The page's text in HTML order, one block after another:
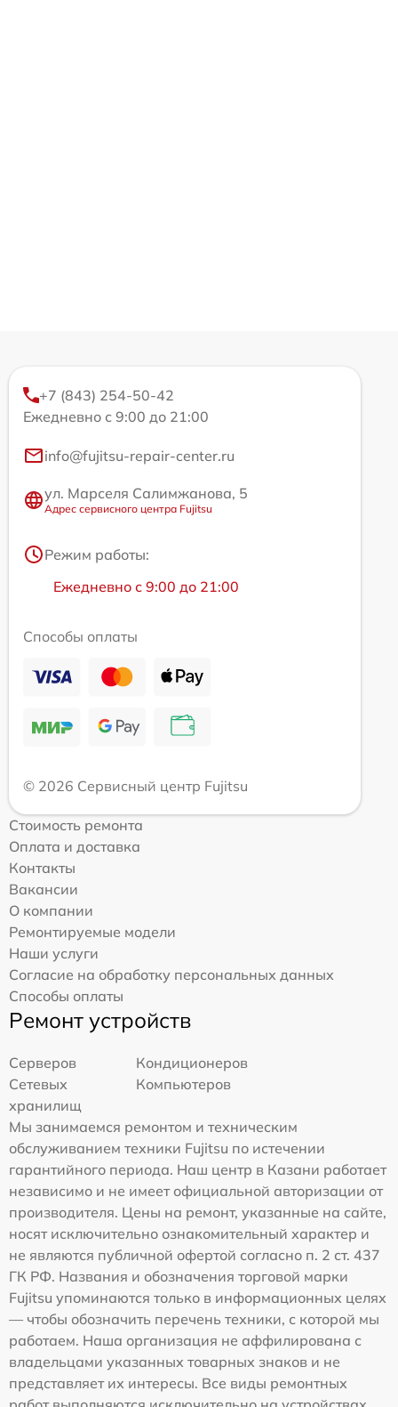
+7 (843) 254-50-42
Ежедневно с 9:00 до 21:00
info@fujitsu-repair-center.ru
ул. Марселя Салимжанова, 5
Адрес сервисного центра Fujitsu
Режим работы:
Ежедневно с 9:00 до 21:00
Способы оплаты
© 2026 Сервисный центр Fujitsu
Стоимость ремонта
Оплата и доставка
Контакты
Вакансии
О компании
Ремонтируемые модели
Наши услуги
Согласие на обработку персональных данных
Способы оплаты
Ремонт устройств
Серверов
Кондиционеров
Сетевых
хранилищ
Компьютеров
Мы занимаемся ремонтом и техническим
обслуживанием техники Fujitsu по истечении
гарантийного периода. Наш центр в Казани работает
независимо и не имеет официальной авторизации от
производителя. Цены на ремонт, указанные на сайте,
носят исключительно ознакомительный характер и
не являются публичной офертой согласно п. 2 ст. 437
ГК РФ. Названия и обозначения торговой марки
Fujitsu упоминаются только в информационных целях
— чтобы обозначить перечень техники, с которой мы
работаем. Наша организация не аффилирована с
владельцами указанных товарных знаков и не
представляет их интересы. Все виды ремонтных